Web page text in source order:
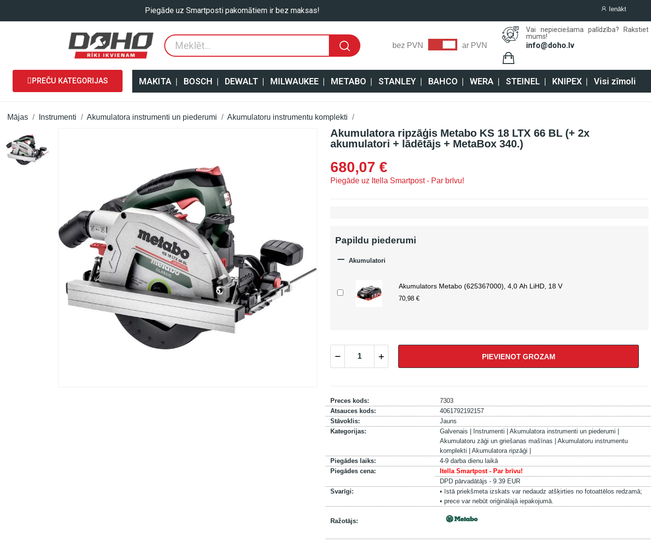
Piegāde uz Smartposti pakomātiem ir bez maksas! Ienākt
bez PVN ar PVN
Vai nepieciešama palīdzība? Rakstiet
mums!
info@doho.lv
PREČU KATEGORIJAS MAKITA| BOSCH | DEWALT| MILWAUKEE| METABO | STANLEY| BAHCO | WERA| STEINEL | KNIPEX| Visi zīmoli
Mājas Instrumenti Akumulatora instrumenti un piederumi Akumulatoru instrumentu komplekti
Akumulatora ripzāģis Metabo KS 18 LTX 66 BL (+ 2x
akumulatori + lādētājs + MetaBox 340.)
680,07 €
Piegāde uz Itella Smartpost - Par brīvu!
Papildu piederumi
 Akumulatori
Akumulators Metabo (625367000), 4,0 Ah LiHD, 18 V
70,98 €
PIEVIENOT GROZAM
Preces kods:
7303
Atsauces kods:
4061792192157
Stāvoklis:
Jauns
Kategorijas:
Galvenais | Instrumenti | Akumulatora instrumenti un piederumi |
Akumulatoru zāģi un griešanas mašīnas | Akumulatoru instrumentu
komplekti | Akumulatora ripzāģi |
Piegādes laiks:
4-9 darba dienu laikā
Piegādes cena:
Itella Smartpost - Par brīvu!
DPD pārvadātājs - 9.39 EUR
Svarīgi:
• īstā priekšmeta izskats var nedaudz atšķirties no fotoattēlos redzamā;
• prece var nebūt oriģinālajā iepakojumā.
Ražotājs: